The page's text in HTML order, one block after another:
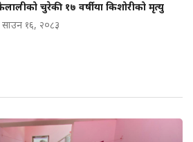
चुरेकी १७ वर्षीया किशोरीको मृत्यु
साउन १६, २०८३